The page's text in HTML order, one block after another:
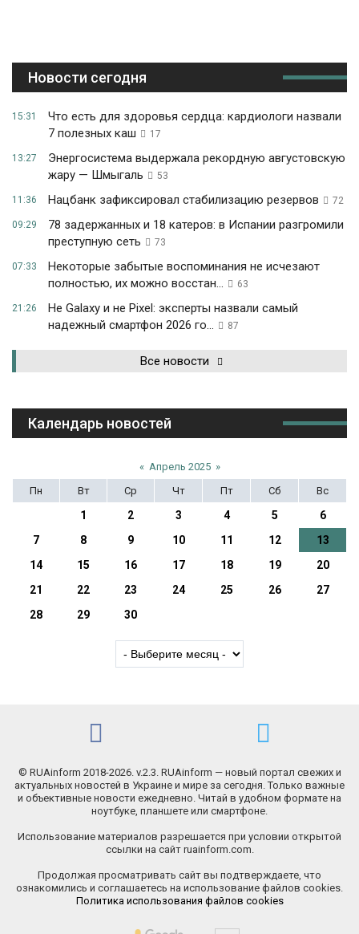
Новости сегодня
15:31
Что есть для здоровья сердца: кардиологи назвали
7 полезных каш
17
13:27
Энергосистема выдержала рекордную августовскую
жару — Шмыгаль
53
11:36 Нацбанк зафиксировал стабилизацию резервов 72
09:29
78 задержанных и 18 катеров: в Испании разгромили
преступную сеть
73
07:33
Некоторые забытые воспоминания не исчезают
полностью, их можно восстан...
63
21:26
Не Galaxy и не Pixel: эксперты назвали самый
надежный смартфон 2026 го...
87
Все новости
Календарь новостей
« Апрель 2025 »
Пн
Вт Ср Чт Пт Сб Вс
1 2 3 4 5
6
7
8 9 10 11 12
13
14
15 16 17 18 19
20
21
22 23 24 25 26
27
28
29 30
© RUAinform 2018-2026. v.2.3. RUAinform — новый портал свежих и
актуальных новостей в Украине и мире за сегодня. Только важные
и объективные новости ежедневно. Читай в удобном формате на
ноутбуке, планшете или смартфоне.
Использование материалов разрешается при условии открытой
ссылки на сайт ruainform.com.
Продолжая просматривать сайт вы подтверждаете, что
ознакомились и соглашаетесь на использование файлов cookies.
Политика использования файлов cookies